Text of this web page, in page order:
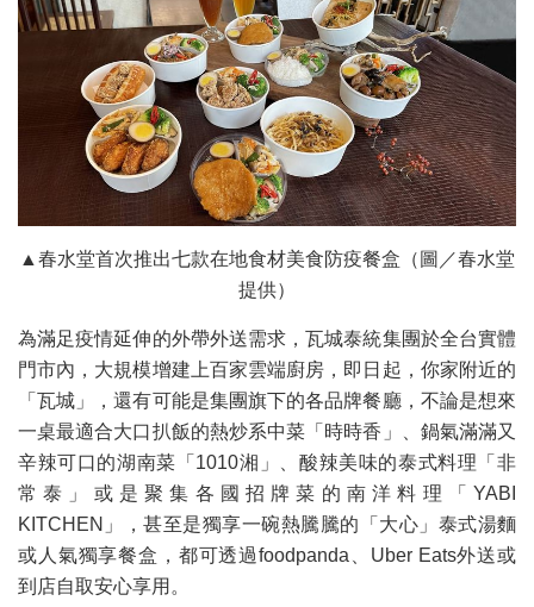
▲春水堂首次推出七款在地食材美食防疫餐盒（圖／春水堂
提供）
為滿足疫情延伸的外帶外送需求，瓦城泰統集團於全台實體
門市內，大規模增建上百家雲端廚房，即日起，你家附近的
「瓦城」，還有可能是集團旗下的各品牌餐廳，不論是想來
一桌最適合大口扒飯的熱炒系中菜「時時香」、鍋氣滿滿又
辛辣可口的湖南菜「1010湘」、酸辣美味的泰式料理「非
常泰」或是聚集各國招牌菜的南洋料理「YABI
KITCHEN」，甚至是獨享一碗熱騰騰的「大心」泰式湯麵
或人氣獨享餐盒，都可透過foodpanda、Uber Eats外送或
到店自取安心享用。